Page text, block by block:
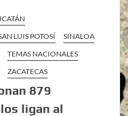
LUIS POTOSÍ
SINALOA
TEMAS NACIONALES
ZACATECAS
879
ligan al